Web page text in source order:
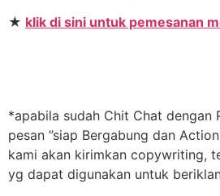
★ klik di sini untuk pemesanan
*apabila sudah Chit Chat dengan
pesan ”siap Bergabung dan
kami akan kirimkan copywriting,
yg dapat digunakan untuk